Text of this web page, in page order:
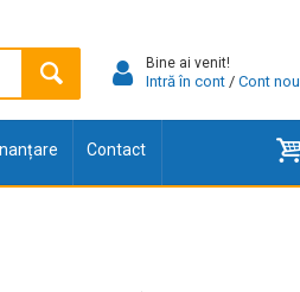
Bine ai venit!
Intră în cont /Cont nou
Contact